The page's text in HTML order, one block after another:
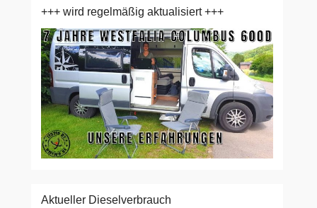
+++ wird regelmäßig aktualisiert +++
Aktueller Dieselverbrauch